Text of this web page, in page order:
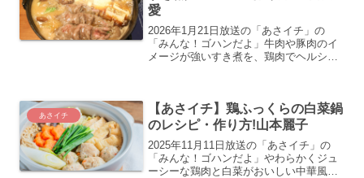
愛
2026年1月21日放送の「あさイチ」の
「みんな！ゴハンだよ」牛肉や豚肉のイ
メージが強いすき煮を、鶏肉でヘルシー
あさイチ
【あさイチ】鶏ふっくらの白菜鍋
のレシピ・作り方!山本麗子
2025年11月11日放送の「あさイチ」の
「みんな！ゴハンだよ」やわらかくジュ
ーシーな鶏肉と白菜がおいしい中華風の